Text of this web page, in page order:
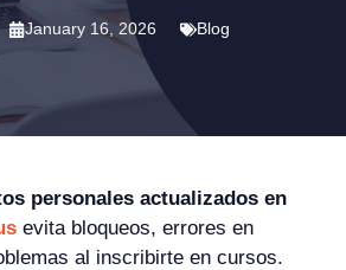
January 16, 2026 Blog
personales actualizados en
evita bloqueos, errores en
al inscribirte en cursos.